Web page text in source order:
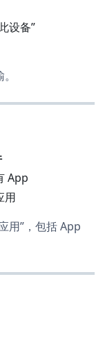
设备”
App
用
用”，包括 App